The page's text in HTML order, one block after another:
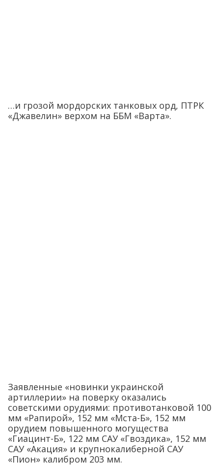
…и грозой мордорских танковых орд, ПТРК
«Джавелин» верхом на ББМ «Варта».
Заявленные «новинки украинской
артиллерии» на поверку оказались
советскими орудиями: противотанковой 100
мм «Рапирой», 152 мм «Мста-Б», 152 мм
орудием повышенного могущества
«Гиацинт-Б», 122 мм САУ «Гвоздика», 152 мм
САУ «Акация» и крупнокалиберной САУ
«Пион» калибром 203 мм.